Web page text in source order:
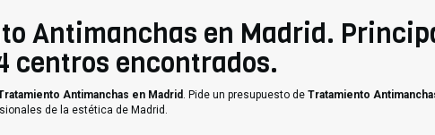
Antimanchas en Madrid.
centros encontrados.
Antimanchas en Madrid . Pide un presupuesto de Tratamiento
de la estética de Madrid.